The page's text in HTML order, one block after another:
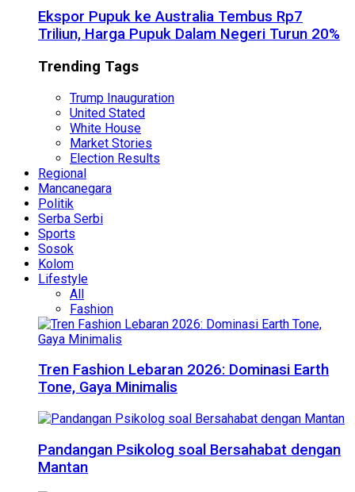
Ekspor Pupuk ke Australia Tembus Rp7
Triliun, Harga Pupuk Dalam Negeri Turun 20%
Trending Tags
Trump Inauguration
United Stated
White House
Market Stories
Election Results
Regional
Mancanegara
Politik
Serba Serbi
Sports
Sosok
Kolom
Lifestyle
All
Fashion
Tren Fashion Lebaran 2026: Dominasi Earth
Tone, Gaya Minimalis
Pandangan Psikolog soal Bersahabat dengan
Mantan